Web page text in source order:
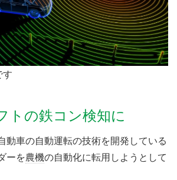
す
トの鉄コン検知に
動車の自動運転の技術を開発している
ーを農機の自動化に転用しようとして